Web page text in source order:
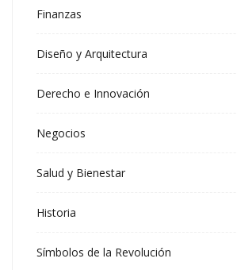
Finanzas
Diseño y Arquitectura
Derecho e Innovación
Negocios
Salud y Bienestar
Historia
Símbolos de la Revolución